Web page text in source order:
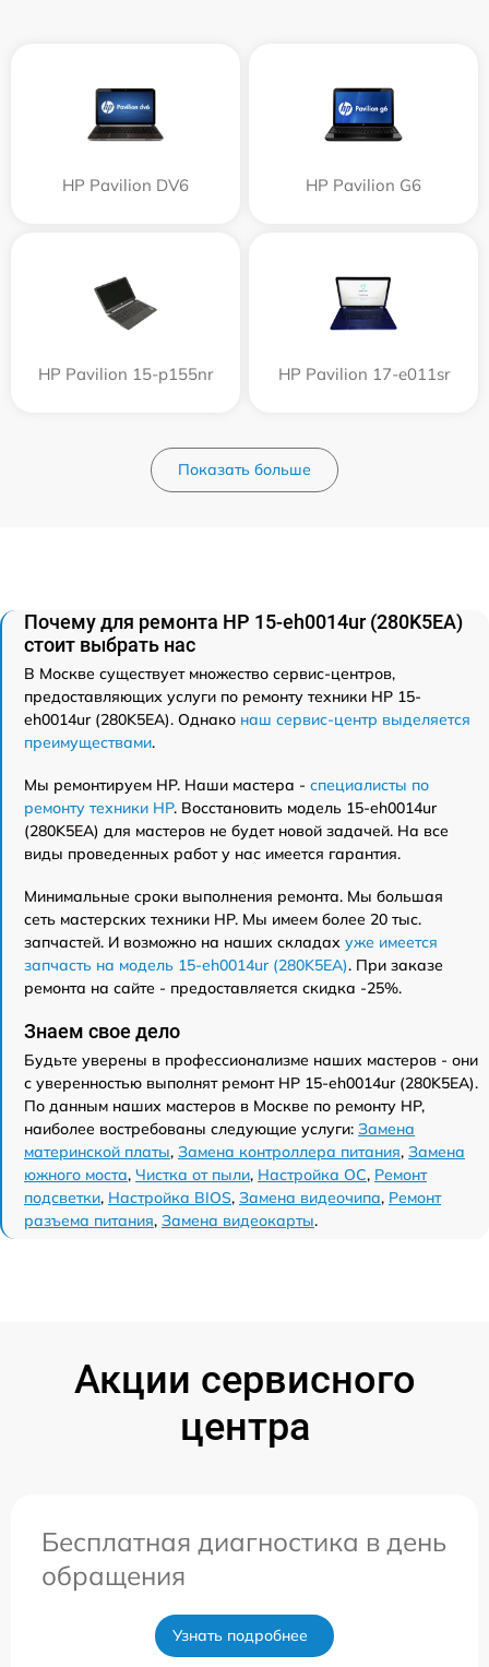
HP Pavilion DV6 HP Pavilion G6
HP Pavilion 15-p155nr HP Pavilion 17-e011sr
Показать больше
Почему для ремонта HP 15-eh0014ur (280K5EA)
стоит выбрать нас
В Москве существует множество сервис-центров,
предоставляющих услуги по ремонту техники HP 15-
eh0014ur (280K5EA). Однако наш сервис-центр выделяется
преимуществами.
Мы ремонтируем HP. Наши мастера - специалисты по
ремонту техники HP. Восстановить модель 15-eh0014ur
(280K5EA) для мастеров не будет новой задачей. На все
виды проведенных работ у нас имеется гарантия.
Минимальные сроки выполнения ремонта. Мы большая
сеть мастерских техники HP. Мы имеем более 20 тыс.
запчастей. И возможно на наших складах уже имеется
запчасть на модель 15-eh0014ur (280K5EA). При заказе
ремонта на сайте - предоставляется скидка -25%.
Знаем свое дело
Будьте уверены в профессионализме наших мастеров - они
с уверенностью выполнят ремонт HP 15-eh0014ur (280K5EA).
По данным наших мастеров в Москве по ремонту HP,
наиболее востребованы следующие услуги: Замена
материнской платы, Замена контроллера питания, Замена
южного моста, Чистка от пыли, Настройка ОС, Ремонт
подсветки, Настройка BIOS, Замена видеочипа, Ремонт
разъема питания, Замена видеокарты.
Акции сервисного
центра
Бесплатная диагностика в день
обращения
Узнать подробнее